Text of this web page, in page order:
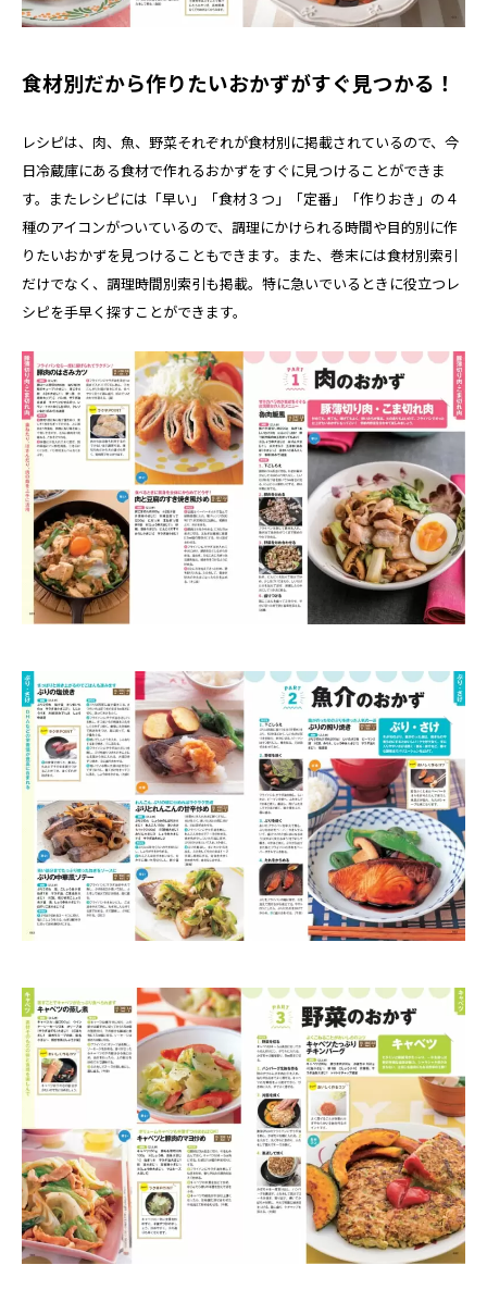
食材別だから作りたいおかずがすぐ見つかる！
レシピは、肉、魚、野菜それぞれが食材別に掲載されているので、今
日冷蔵庫にある食材で作れるおかずをすぐに見つけることができま
す。またレシピには「早い」「食材３つ」「定番」「作りおき」の４
種のアイコンがついているので、調理にかけられる時間や目的別に作
りたいおかずを見つけることもできます。また、巻末には食材別索引
だけでなく、調理時間別索引も掲載。特に急いでいるときに役立つレ
シピを手早く探すことができます。